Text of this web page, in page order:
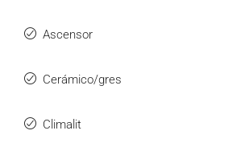
Ascensor
Cerámico/gres
Climalit